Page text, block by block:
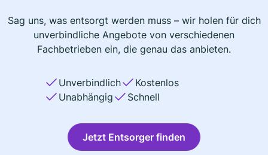
Sag uns, was entsorgt werden muss – wir holen für dich
unverbindliche Angebote von verschiedenen
Fachbetrieben ein, die genau das anbieten.
Unverbindlich
Kostenlos
Unabhängig
Schnell
Jetzt Entsorger finden